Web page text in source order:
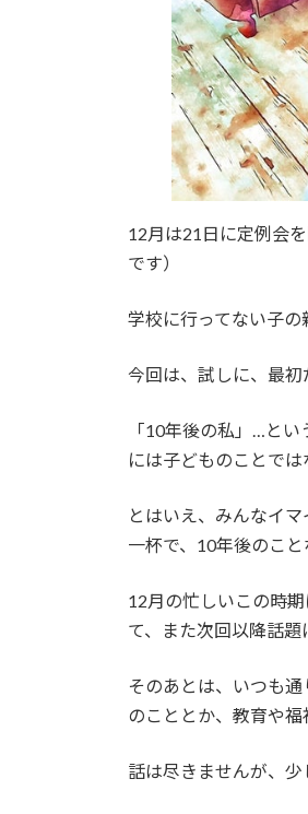
12月は21日に定例会
です）
学校に行ってない子の
今回は、試しに、最初
「10年後の私」…と
には子どものことで
とはいえ、みんなイ
一杯で、10年後のこ
12月の忙しいこの時
て、また次回以降話題
そのあとは、いつも
のこととか、教育や福
話は尽きませんが、少